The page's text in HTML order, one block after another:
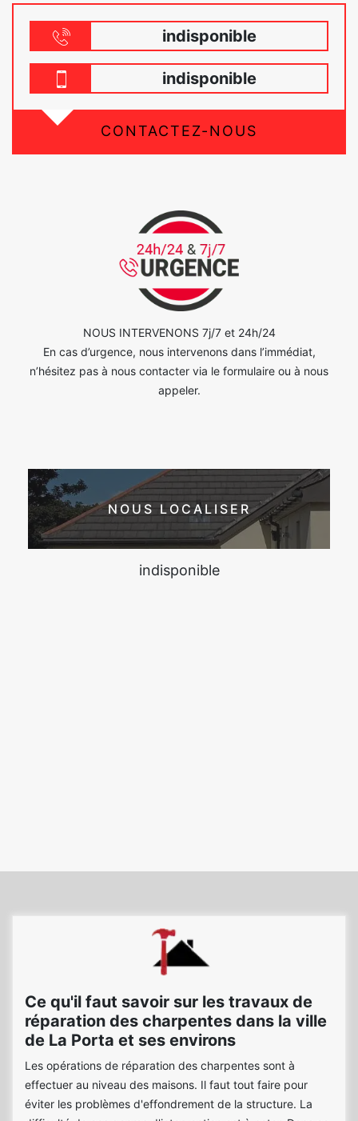
indisponible
indisponible
CONTACTEZ-NOUS
NOUS INTERVENONS 7j/7 et 24h/24
En cas d’urgence, nous intervenons dans l’immédiat,
n’hésitez pas à nous contacter via le formulaire ou à nous
appeler.
NOUS LOCALISER
indisponible
Ce qu'il faut savoir sur les travaux de
réparation des charpentes dans la ville
de La Porta et ses environs
Les opérations de réparation des charpentes sont à
effectuer au niveau des maisons. Il faut tout faire pour
éviter les problèmes d'effondrement de la structure. La